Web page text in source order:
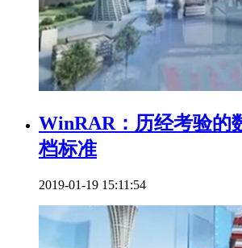
WinRAR：历经考验的
档标准
2019-01-19 15:11:54